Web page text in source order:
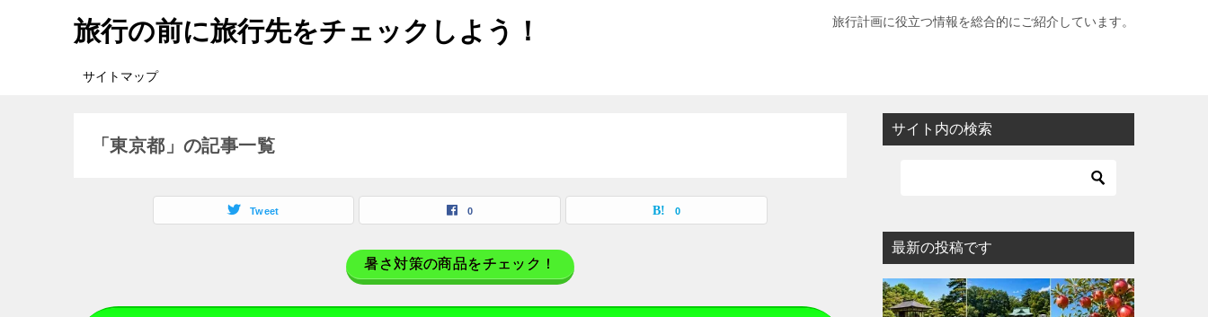
旅行の前に旅行先をチェックしよう！ 旅行計画に役立つ情報を総合的にご紹介しています。
サイトマップ
「東京都」の記事一覧
Tweet 0 0
暑さ対策の商品をチェック！
サイト内の検索
最新の投稿です